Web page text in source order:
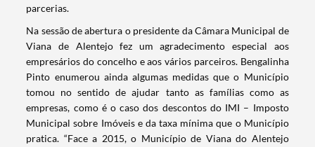
parcerias.
Na sessão de abertura o presidente da Câmara Municipal de
Viana de Alentejo fez um agradecimento especial aos
empresários do concelho e aos vários parceiros. Bengalinha
Pinto enumerou ainda algumas medidas que o Município
tomou no sentido de ajudar tanto as famílias como as
empresas, como é o caso dos descontos do IMI – Imposto
Municipal sobre Imóveis e da taxa mínima que o Município
pratica. “Face a 2015, o Município de Viana do Alentejo